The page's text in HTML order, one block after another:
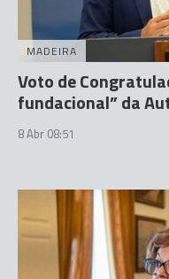
MADEIRA
Voto de
fundacional” da
8 Abr 08:51